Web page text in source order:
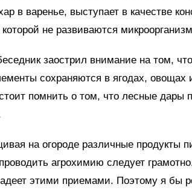
в варенье, выступает в качестве
не развиваются
заострил внимание на том,
сохраняются в ягодах, овощах
помнить о том, что лесные
на огороде различные продукты
агрохимию следует
этими приемами. Поэтому я бы